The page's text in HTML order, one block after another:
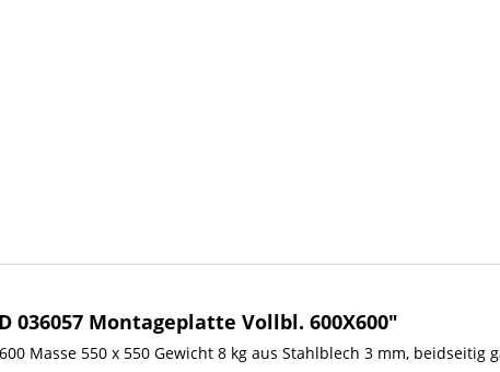
036057 Montageplatte Vollbl. 600X600"
Masse 550 x 550 Gewicht 8 kg aus Stahlblech 3 mm, beidseitig